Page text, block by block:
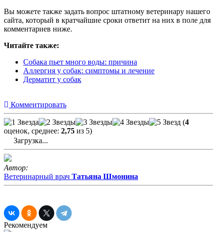
Вы можете также задать вопрос штатному ветеринару нашего
сайта, который в кратчайшие сроки ответит на них в поле для
комментариев ниже.
Читайте также:
Собака пьет много воды: причина
Аллергия у собак: симптомы и лечение
Дерматит у собак
Комментировать
(4
оценок, среднее: 2,75 из 5)
Загрузка...
Автор:
Ветеринарный врач Татьяна Шмонина
Рекомендуем